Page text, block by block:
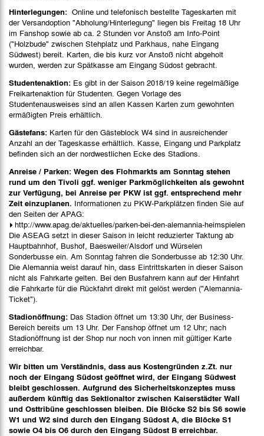
Hinterlegungen: Online und telefonisch bestellte Tageskarten mit
der Versandoption "Abholung/Hinterlegung" liegen bis Freitag 18 Uhr
im Fanshop sowie ab ca. 2 Stunden vor Anstoß am Info-Point
("Holzbude" zwischen Stehplatz und Parkhaus, nahe Eingang
Südwest) bereit. Karten, die bis kurz vor Anstoß nicht abgeholt
wurden, werden zur Spätkasse am Eingang Südost gebracht.
Studentenaktion: Es gibt in der Saison 2018/19 keine regelmäßige
Freikartenaktion für Studenten. Gegen Vorlage des
Studentenausweises sind an allen Kassen Karten zum gewohnten
ermäßigten Preis erhältlich.
Gästefans: Karten für den Gästeblock W4 sind in ausreichender
Anzahl an der Tageskasse erhältlich. Kasse, Eingang und Parkplatz
befinden sich an der nordwestlichen Ecke des Stadions.
Anreise / Parken: Wegen des Flohmarkts am Sonntag stehen
rund um den Tivoli ggf. weniger Parkmöglichkeiten als gewohnt
zur Verfügung, bei Anreise per PKW ist ggf. entsprechend mehr
Zeit einzuplanen. Informationen zu PKW-Parkplätzen finden Sie auf
den Seiten der APAG:
http://www.apag.de/aktuelles/parken-bei-den-alemannia-heimspielen
Die ASEAG setzt in dieser Saison in leicht reduzierter Taktung ab
Hauptbahnhof, Bushof, Baesweiler/Alsdorf und Würselen
Sonderbusse ein. Am Sonntag fahren die Sonderbusse ab 12:30 Uhr.
Die Alemannia weist darauf hin, dass Eintrittskarten in dieser Saison
nicht als Fahrkarte gelten. Bei den Busfahrern kann auf der Hinfahrt
die Fahrkarte für die Rückfahrt direkt mit gelöst werden ("Alemannia-
Ticket").
Stadionöffnung: Das Stadion öffnet um 13:30 Uhr, der Business-
Bereich bereits um 13 Uhr. Der Fanshop öffnet um 12 Uhr; nach
Stadionöffnung ist der Shop nur noch von innen mit gültiger Karte
erreichbar.
Wir bitten um Verständnis, dass aus Kostengründen z.Zt. nur
noch der Eingang Südost geöffnet wird, der Eingang Südwest
bleibt geschlossen. Aufgrund des Sicherheitskonzeptes muss
außerdem künftig das Sektionaltor zwischen Kaiserstädter Wall
und Osttribüne geschlossen bleiben. Die Blöcke S2 bis S6 sowie
W1 und W2 sind durch den Eingang Südost A, die Blöcke S1
sowie O4 bis O6 durch den Eingang Südost B erreichbar.